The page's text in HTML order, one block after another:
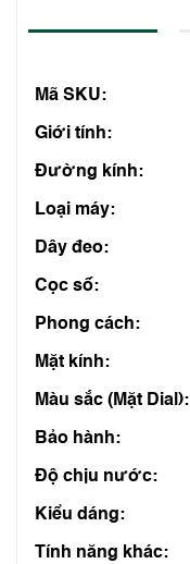
Mã SKU:
Giới tính:
Đường kính:
Loại máy:
Dây đeo:
Cọc số:
Phong cách:
Mặt kính:
Màu sắc (Mặt Dial):
Bảo hành:
Độ chịu nước:
Kiểu dáng:
Tính năng khác: